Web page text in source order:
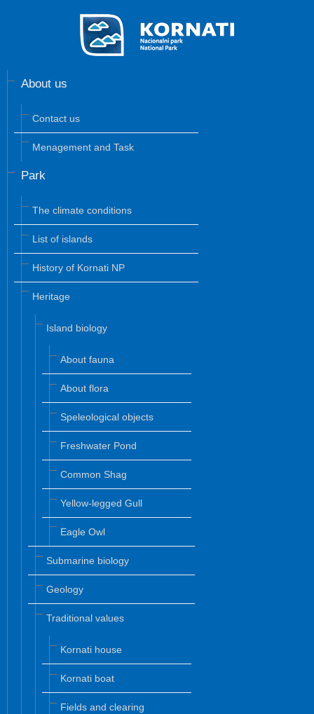
About us
Contact us
Menagement and Task
Park
The climate conditions
List of islands
History of Kornati NP
Heritage
Island biology
About fauna
About flora
Speleological objects
Freshwater Pond
Common Shag
Yellow-legged Gull
Eagle Owl
Submarine biology
Geology
Traditional values
Kornati house
Kornati boat
Fields and clearing